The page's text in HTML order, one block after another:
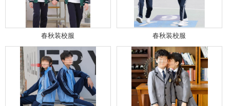
校服厂家彩衣服装厂谈校服的作用
韩国校服发展状况-校服定做厂家彩衣校服
春秋装校服 春秋装校服